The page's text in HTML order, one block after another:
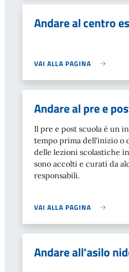
Andare al centro
VAI ALLA PAGINA
Andare al pre e
Il pre e post scuola è un
tempo prima dell'inizio o
delle lezioni scolastiche
sono accolti e curati da
responsabili.
VAI ALLA PAGINA
Andare all'asilo